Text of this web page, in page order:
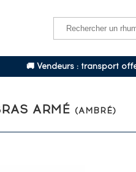
🚚 Vendeurs : transport
ARMÉ (AMBRÉ)